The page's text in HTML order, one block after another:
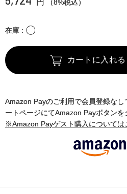
円 （8%税込）
在庫 〇
カートに入れる
Amazon Payのご利用で会員登録な
ートページにてAmazon Payボタンを
※Amazon Payゲスト購入については